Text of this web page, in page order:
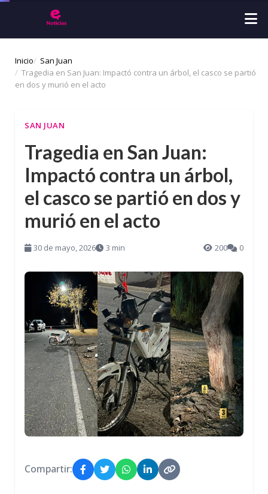
Inicio
San Juan
Tragedia en San Juan: Impactó contra un árbol, el casco se partió
en dos y murió en el acto
SAN JUAN
Tragedia en San Juan:
Impactó contra un árbol,
el casco se partió en dos y
murió en el acto
30 de mayo, 2026 3 min 200 0
Compartir: